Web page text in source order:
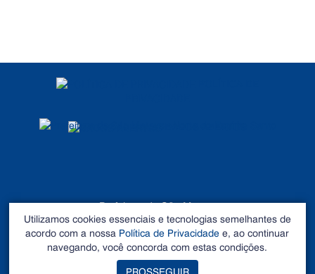
Prefeitura de São Mateus
©2026 - Todos os direitos reservados
Endereço: Rua Alberto Sartório, Nº 404, Carapina - São
Mateus – ES CEP 29.933-060. Tel: 27 3195-0100
Utilizamos cookies essenciais e tecnologias semelhantes de
acordo com a nossa Política de Privacidade e, ao continuar
navegando, você concorda com estas condições.